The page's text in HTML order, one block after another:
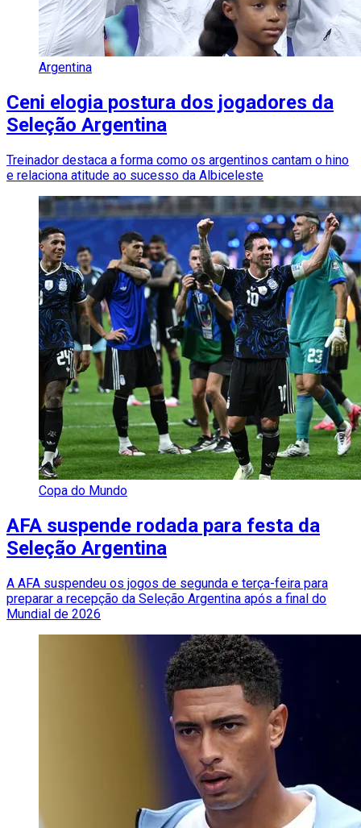
Argentina
Ceni elogia postura dos jogadores da
Seleção Argentina
Treinador destaca a forma como os argentinos cantam o hino
e relaciona atitude ao sucesso da Albiceleste
Copa do Mundo
AFA suspende rodada para festa da
Seleção Argentina
A AFA suspendeu os jogos de segunda e terça-feira para
preparar a recepção da Seleção Argentina após a final do
Mundial de 2026